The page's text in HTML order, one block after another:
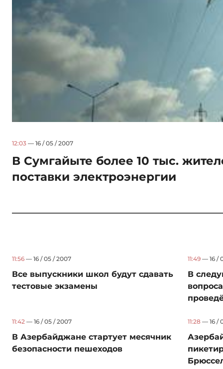
12:03 — 16 / 05 / 2007
В Сумгайыте более 10 тыс.
поставки электроэнергии
11:56 — 16 / 05 / 2007
Все выпускники школ будут сдавать
тестовые экзамены
11:49 — 16 /
В
11:42 — 16 / 05 / 2007
В Азербайджане стартует месячник
безопасности пешеходов
11:28 — 16 /